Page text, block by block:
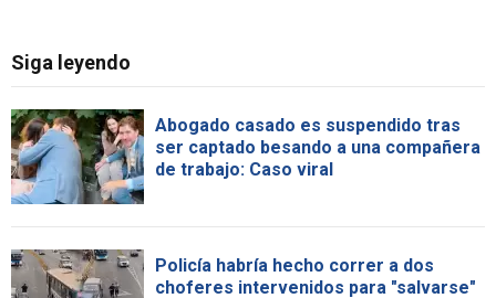
Siga leyendo
Abogado casado es suspendido tras
ser captado besando a una compañera
de trabajo: Caso viral
Policía habría hecho correr a dos
choferes intervenidos para "salvarse"